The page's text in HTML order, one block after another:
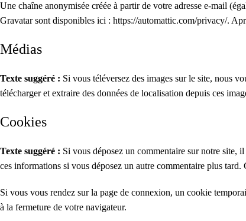
Une chaîne anonymisée créée à partir de votre adresse e-mail
Gravatar sont disponibles ici : https://automattic.com/privacy/.
Médias
Texte suggéré : Si vous téléversez des images sur le site, nous
télécharger et extraire des données de localisation depuis ces
Cookies
Texte suggéré : Si vous déposez un commentaire sur notre site,
ces informations si vous déposez un autre commentaire plus tard.
Si vous vous rendez sur la page de connexion, un cookie
à la fermeture de votre navigateur.